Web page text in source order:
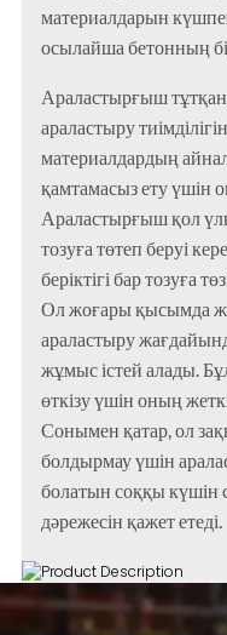
материалдарын
осылайша бетонның
Араластырғыш
араластыру
материалдардың
қамтамасыз ету үшін
Араластырғыш қол
тозуға төтеп беруі
беріктігі бар тозуға
Ол жоғары қысымда
араластыру
жұмыс істей алады.
өткізу үшін оның
Сонымен қатар, ол
болдырмау үшін
болатын соққы күшін
дәрежесін қажет етеді.